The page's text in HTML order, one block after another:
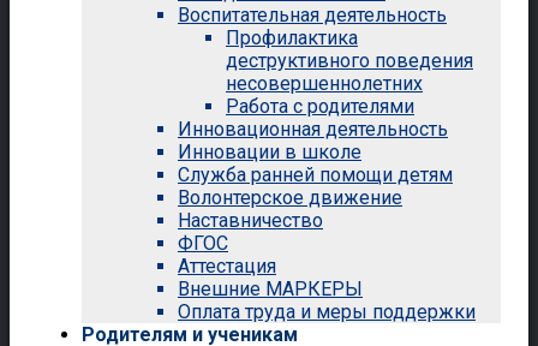
Воспитательная деятельность
Профилактика
деструктивного поведения
несовершеннолетних
Работа с родителями
Инновационная деятельность
Инновации в школе
Служба ранней помощи детям
Волонтерское движение
Наставничество
ФГОС
Аттестация
Внешние МАРКЕРЫ
Оплата труда и меры поддержки
Родителям и ученикам